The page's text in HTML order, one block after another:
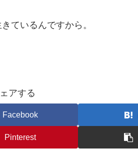
ているんですから。
アする
Facebook
Pinterest